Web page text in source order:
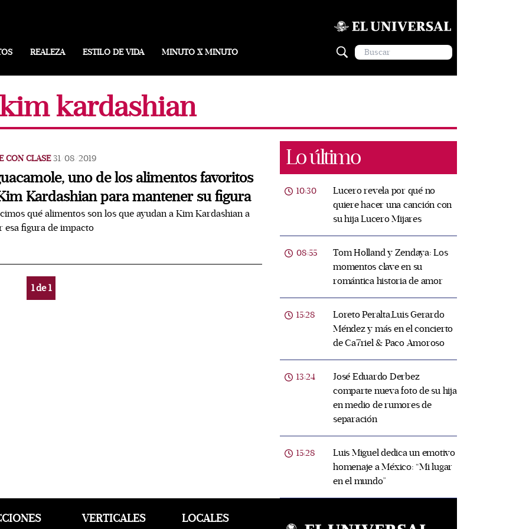
REALEZA ESTILO DE VIDA MINUTO X MINUTO
kardashian
CON CLASE 31/08/2019
uno de los alimentos favoritos
Kardashian para mantener su figura
qué alimentos son los que ayudan a Kim Kardashian a
esa figura de impacto
1de1
Lo último
10:30
Lucero revela por qué no
quiere hacer una canción con
su hija Lucero Mijares
08:55
Tom Holland y Zendaya: Los
momentos clave en su
romántica historia de amor
15:28
Loreto Peralta,Luis Gerardo
Méndez y más en el concierto
de Ca7riel & Paco Amoroso
13:24
José Eduardo Derbez
comparte nueva foto de su hija
en medio de rumores de
separación
15:28
Luis Miguel dedica un emotivo
homenaje a México: “Mi lugar
en el mundo”
VERTICALES LOCALES